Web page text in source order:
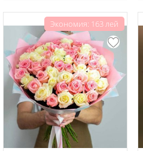
Экономия: 163 лей